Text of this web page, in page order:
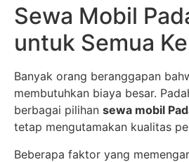
Sewa Mobil
untuk Semua
Banyak orang beranggapan
membutuhkan biaya besar.
berbagai pilihan sewa mobil
tetap mengutamakan kualitas
Beberapa faktor yang